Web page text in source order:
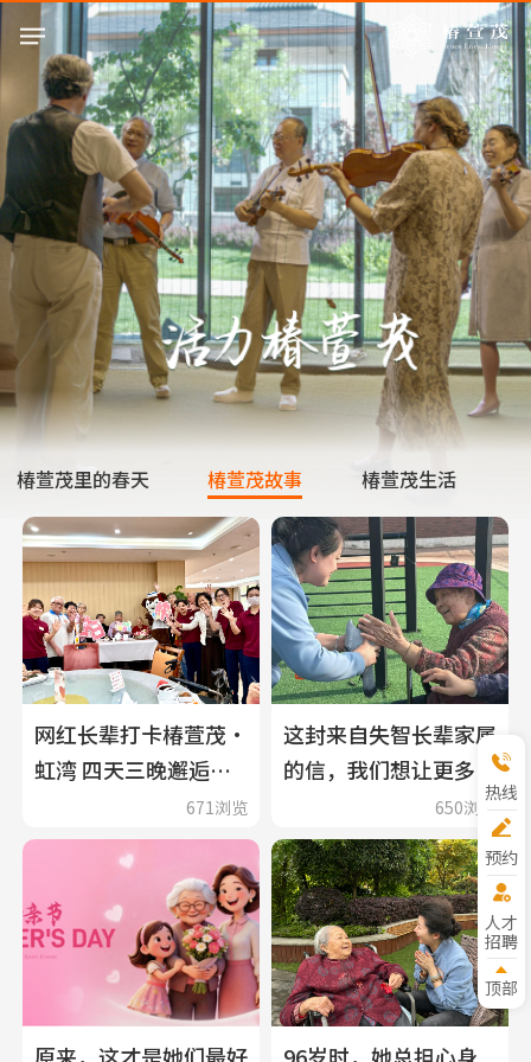
椿萱茂里的春天 椿萱茂故事 椿萱茂生活
网红长辈打卡椿萱茂·
虹湾 四天三晚邂逅老
洋房里的精致康养671浏览
这封来自失智长辈家属
的信，我们想让更多人
650浏览
原来，这才是她们最好 96岁时，她总担心身
热线
预约
参观
人才
招聘
顶部